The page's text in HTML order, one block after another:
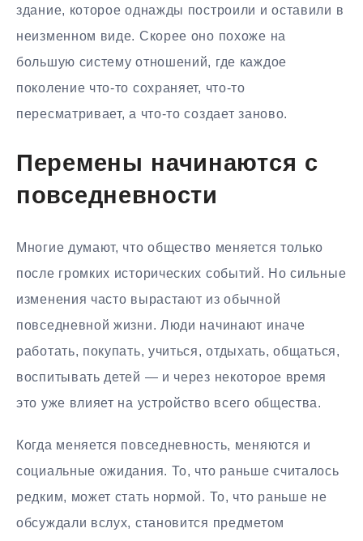
здание, которое однажды построили и оставили в
неизменном виде. Скорее оно похоже на
большую систему отношений, где каждое
поколение что-то сохраняет, что-то
пересматривает, а что-то создает заново.
Перемены начинаются с
повседневности
Многие думают, что общество меняется только
после громких исторических событий. Но сильные
изменения часто вырастают из обычной
повседневной жизни. Люди начинают иначе
работать, покупать, учиться, отдыхать, общаться,
воспитывать детей — и через некоторое время
это уже влияет на устройство всего общества.
Когда меняется повседневность, меняются и
социальные ожидания. То, что раньше считалось
редким, может стать нормой. То, что раньше не
обсуждали вслух, становится предметом